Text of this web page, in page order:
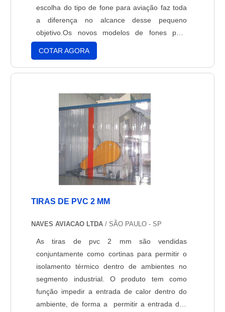
escolha do tipo de fone para aviação faz toda
a diferença no alcance desse pequeno
objetivo.Os novos modelos de fones para
aviação fornecidos no mercado conquistam
cada vez mais o coração de quem vive nas
alturas ao oferecer alta tecnologia em um
item que não pode falta....
COTAR AGORA
TIRAS DE PVC 2 MM
NAVES AVIACAO LTDA / SÃO PAULO - SP
As tiras de pvc 2 mm são vendidas
conjuntamente como cortinas para permitir o
isolamento térmico dentro de ambientes no
segmento industrial. O produto tem como
função impedir a entrada de calor dentro do
ambiente, de forma a permitir a entrada dos